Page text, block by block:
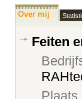
Over mij
Feiten
Plaats